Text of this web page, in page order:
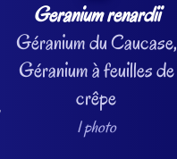
Geranium renardii
Géranium du Caucase,
Géranium à feuilles de
crêpe
1 photo